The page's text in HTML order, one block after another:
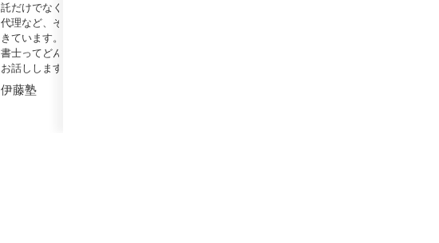
託だけでなく成年後見や民事紛争の
代理など、その活動範囲は広がって
きています。そこで、今回は「司法
書士ってどんな資格？」をテーマに
お話しします。
伊藤塾